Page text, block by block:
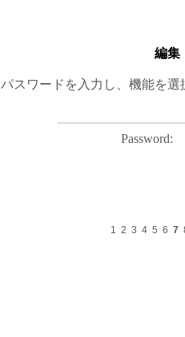
編集
パスワードを入力し、機能を
Password:
1 2 3 4 5 6 7